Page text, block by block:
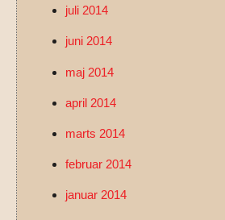
juli 2014
juni 2014
maj 2014
april 2014
marts 2014
februar 2014
januar 2014